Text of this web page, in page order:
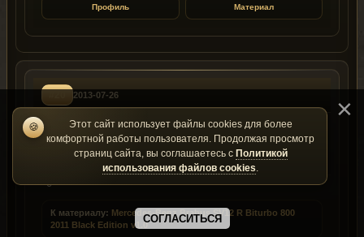
Профиль Материал
2013-07-26
1
15ss250
ID: 36853 Группа: 1
0
К материалу: Mercedes-Benz Brabus SV12 R Biturbo 800
2011 Black Edition v1.0
🍪
Этот сайт использует файлы cookies для более
комфортной работы пользователя. Продолжая просмотр
страниц сайта, вы соглашаетесь с Политикой
использования файлов cookies.
СОГЛАСИТЬСЯ